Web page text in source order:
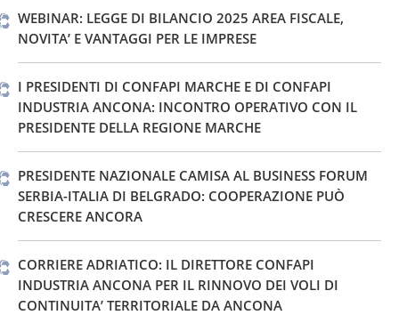
WEBINAR: LEGGE DI BILANCIO 2025 AREA FISCALE,
NOVITA’ E VANTAGGI PER LE IMPRESE
I PRESIDENTI DI CONFAPI MARCHE E DI CONFAPI
INDUSTRIA ANCONA: INCONTRO OPERATIVO CON IL
PRESIDENTE DELLA REGIONE MARCHE
PRESIDENTE NAZIONALE CAMISA AL BUSINESS FORUM
SERBIA-ITALIA DI BELGRADO: COOPERAZIONE PUÒ
CRESCERE ANCORA
CORRIERE ADRIATICO: IL DIRETTORE CONFAPI
INDUSTRIA ANCONA PER IL RINNOVO DEI VOLI DI
CONTINUITA’ TERRITORIALE DA ANCONA